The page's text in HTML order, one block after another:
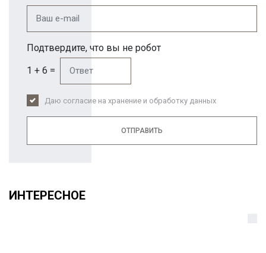
Подтвердите, что вы не робот
1 + 6 =
Даю согласие на хранение и обработку данных
ОТПРАВИТЬ
ИНТЕРЕСНОЕ